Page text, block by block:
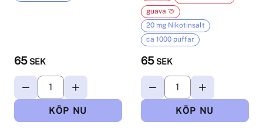
65 SEK 65 SEK
guava 🍈
20 mg Nikotinsalt
ca 1000 puffar